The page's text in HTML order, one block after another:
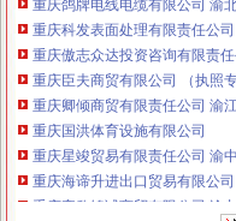
重庆科发表面处理有限责任公
重庆傲志众达投资咨询有限责任
重庆臣夫商贸有限公司 （执照专
重庆卿倾商贸有限责任公司 渝
重庆国洪体育设施有限公司
重庆星竣贸易有限责任公司 渝
重庆海谛升进出口贸易有限公
重庆奕欣锦诚商贸有限公司 渝
重庆信同广告有限公司 渝沙50